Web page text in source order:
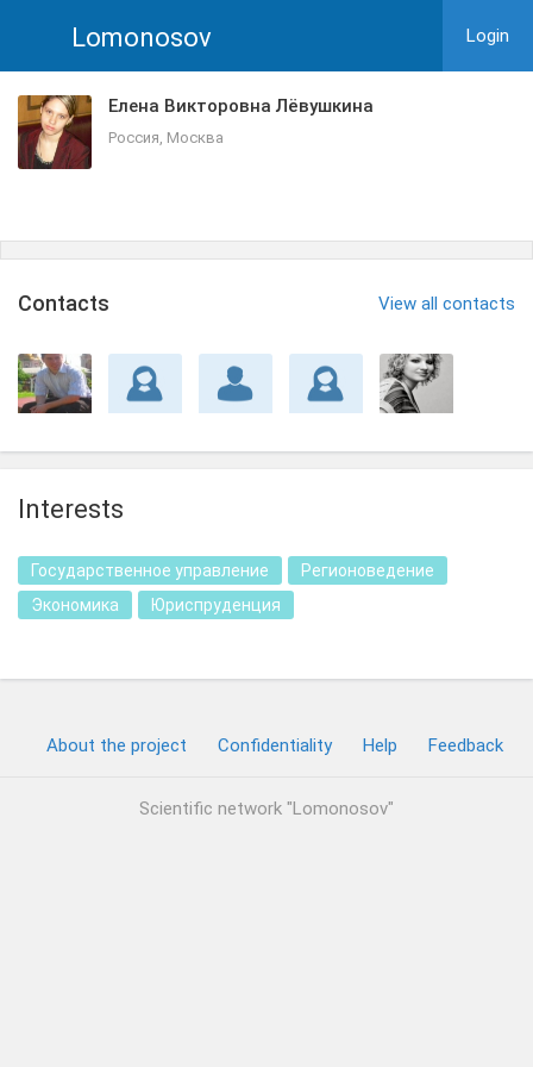
Lomonosov Login
Елена Викторовна Лёвушкина
Россия, Москва
Сontacts View all contacts
Interests
Государственное управление
Регионоведение
Экономика
Юриспруденция
About the project Confidentiality Help Feedback
Scientific network "Lomonosov"